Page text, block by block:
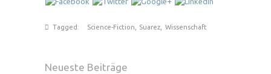
Tagged: Science-Fiction, Suarez, Wissenschaft
Neueste Beiträge